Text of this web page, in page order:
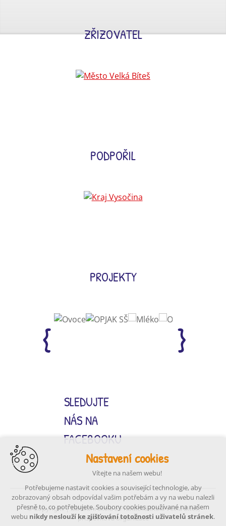
ZŘIZOVATEL
PODPOŘIL
PROJEKTY
SLEDUJTE
NÁS NA
FACEBOOKU
© Copyright | Základní škola a Praktická škola Velká Bíteš,
příspěvková organizace
Nastavení cookies
Vítejte na našem webu!
Potřebujeme nastavit cookies a související technologie, aby
zobrazovaný obsah odpovídal vašim potřebám a vy na webu nalezli
přesně to, co potřebujete. Soubory cookies používané na našem
webu nikdy neslouží ke zjišťování totožnosti uživatelů stránek.